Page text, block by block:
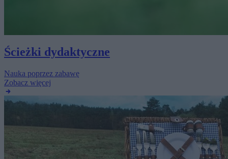
Ścieżki dydaktyczne
Nauka poprzez zabawę
Zobacz więcej